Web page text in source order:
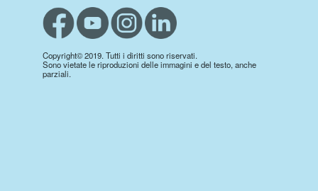
Copyright© 2019. Tutti i diritti sono riservati.
Sono vietate le riproduzioni delle immagini e del testo, anche
parziali.